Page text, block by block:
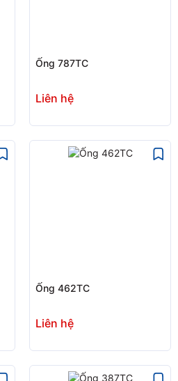
Ống 787TC
Liên hệ
Ống 462TC
Liên hệ